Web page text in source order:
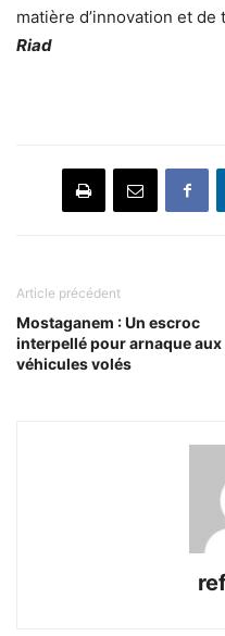
matière d’innovation et
Riad
Article précédent
Mostaganem : Un escroc
interpellé pour arnaque aux
véhicules volés